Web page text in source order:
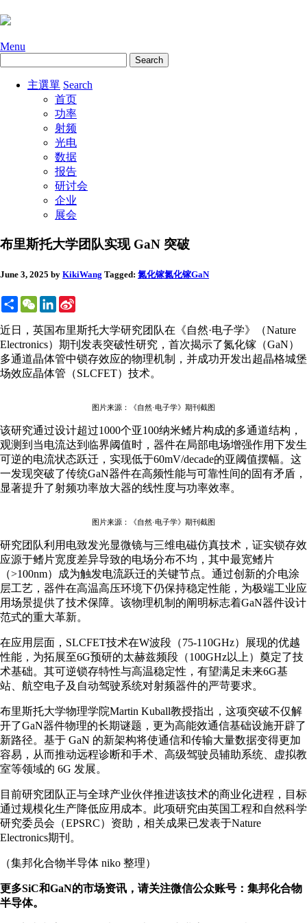
Menu
主選單 Search
首页
功率
射频
光电
数据
报告
研讨会
企业
展会
布里斯托大学团队实现 GaN 突破
June 3, 2025 by KikiWang Tagged: 氮化镓氮化镓GaN
ShareWeChatLinkedIn
近日，英国布里斯托大学研究团队在《自然·电子学》（Nature
Electronics）期刊发表突破性研究，首次揭示了氮化镓（GaN）
多通道晶体管中锁存效应的物理机制，并成功开发出超晶格城堡
场效应晶体管（SLCFET）技术。
图片来源：《自然·电子学》期刊截图
该研究通过设计超过1000个亚100纳米鳍片构成的多通道结构，
观测到当电流达到临界阈值时，器件在局部电场增强作用下发生
可逆的电流状态跃迁，实现低于60mV/decade的亚阈值摆幅。这
一发现突破了传统GaN器件在高频性能与可靠性间的固有矛盾，
显著提升了射频功率放大器的线性度与功率效率。
图片来源：《自然·电子学》期刊截图
研究团队利用电致发光显微镜与三维电磁仿真技术，证实锁存效
应源于鳍片宽度差异导致的电场分布不均，其中最宽鳍片
（>100nm）成为触发电流跃迁的关键节点。通过创新的介电涂
层工艺，器件在高温高压环境下仍保持稳定性能，为极端工业应
用场景提供了技术保障。该物理机制的阐明标志着GaN器件设计
范式的重大革新。
在应用层面，SLCFET技术在W波段（75-110GHz）展现的优越
性能，为拓展至6G预研的太赫兹频段（100GHz以上）奠定了技
术基础。其可逆锁存特性与高温稳定性，有望满足未来6G基
站、航空电子及自动驾驶系统对射频器件的严苛要求。
布里斯托大学物理学院Martin Kuball教授指出，这项突破不仅解
开了GaN器件物理的长期谜题，更为高能效通信基础设施开辟了
新路径。基于 GaN 的新架构将使通信和传输大量数据变得更加
容易，从而推动远程诊断和手术、高级驾驶员辅助系统、虚拟教
室等领域的 6G 发展。
目前研究团队正与全球产业伙伴推进该技术的商业化进程，目标
通过规模化生产降低应用成本。此项研究由英国工程和自然科学
研究委员会（EPSRC）资助，相关成果已发表于Nature
Electronics期刊。
（集邦化合物半导体 niko 整理）
更多SiC和GaN的市场资讯，请关注微信公众账号：集邦化合物
半导体。